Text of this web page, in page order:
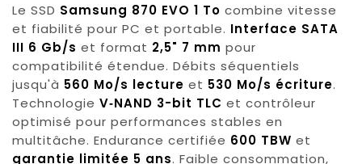
Le SSD Samsung 870 EVO 1 To combine vitesse
et fiabilité pour PC et portable. Interface SATA
III 6 Gb/s et format 2,5" 7 mm pour
compatibilité étendue. Débits séquentiels
jusqu'à 560 Mo/s lecture et 530 Mo/s écriture.
Technologie V‑NAND 3-bit TLC et contrôleur
optimisé pour performances stables en
multitâche. Endurance certifiée 600 TBW et
garantie limitée 5 ans. Faible consommation,